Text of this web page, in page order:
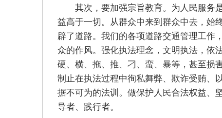
其次，要加强宗旨教育。为人民服务
益高于一切。从群众中来到群众中去，始
辟了道路。我们的各项道路交通管理工作
众的作风。强化执法理念，文明执法，依
硬、横、拖、推、刁、蛮、暴等，甚至损
制止在执法过程中徇私舞弊、欺诈受贿、
据不可为的法训。做保护人民合法权益、
导者、践行者。